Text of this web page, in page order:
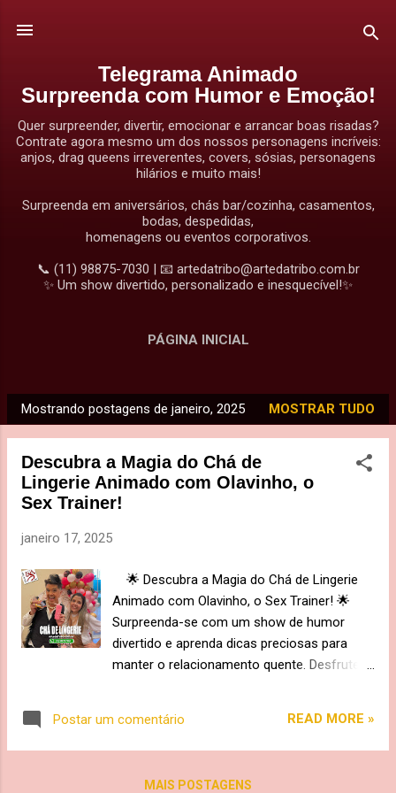
Telegrama Animado
Surpreenda com Humor e Emoção!
Quer surpreender, divertir, emocionar e arrancar boas risadas?
Contrate agora mesmo um dos nossos personagens incríveis:
anjos, drag queens irreverentes, covers, sósias, personagens
hilários e muito mais!
Surpreenda em aniversários, chás bar/cozinha, casamentos,
bodas, despedidas,
homenagens ou eventos corporativos.
📞 (11) 98875-7030 | 📧 artedatribo@artedatribo.com.br
✨ Um show divertido, personalizado e inesquecível!✨
PÁGINA INICIAL
P
o
Mostrando postagens de janeiro, 2025 MOSTRAR TUDO
Descubra a Magia do Chá de
Lingerie Animado com Olavinho, o
Sex Trainer!
janeiro 17, 2025
🌟 Descubra a Magia do Chá de Lingerie
Animado com Olavinho, o Sex Trainer! 🌟
Surpreenda-se com um show de humor
divertido e aprenda dicas preciosas para
manter o relacionamento quente. Desfrute
em algo sensual. 💋 Garanta momentos de
pura diversão e um chá de lingerie
Postar um comentário READ MORE »
MAIS POSTAGENS